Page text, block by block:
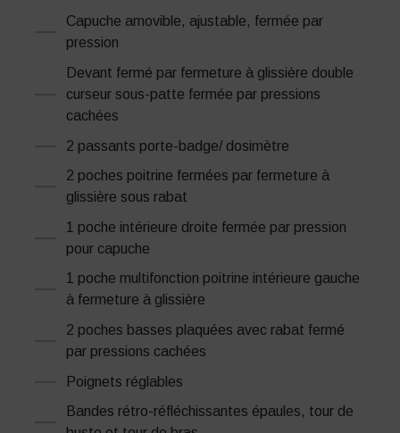
Capuche amovible, ajustable, fermée par
pression
Devant fermé par fermeture à glissière double
curseur sous-patte fermée par pressions
cachées
2 passants porte-badge/ dosimètre
2 poches poitrine fermées par fermeture à
glissière sous rabat
1 poche intérieure droite fermée par pression
pour capuche
1 poche multifonction poitrine intérieure gauche
à fermeture à glissière
2 poches basses plaquées avec rabat fermé
par pressions cachées
Poignets réglables
Bandes rétro-réfléchissantes épaules, tour de